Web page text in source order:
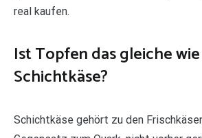
real kaufen.
Ist Topfen das gleiche wie
Schichtkäse?
Schichtkäse gehört zu den